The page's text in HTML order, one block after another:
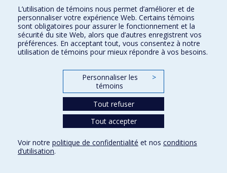
Nous trouver
Plan du site
Accessibilité
Conditions d’utilisation
L’utilisation de témoins nous permet d’améliorer et de
personnaliser votre expérience Web. Certains témoins
sont obligatoires pour assurer le fonctionnement et la
sécurité du site Web, alors que d’autres enregistrent vos
préférences. En acceptant tout, vous consentez à notre
utilisation de témoins pour mieux répondre à vos besoins.
Personnaliser les
témoins
>
Tout refuser
Tout accepter
Voir notre politique de confidentialité et nos conditions
d’utilisation.